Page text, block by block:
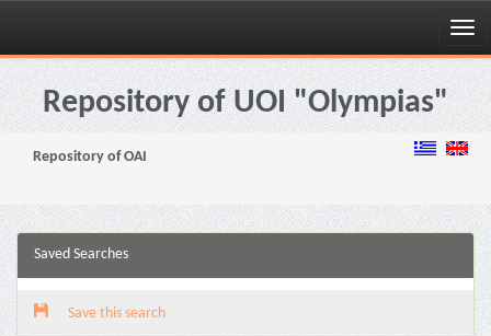
Skip
navigationRepository of UOI "Olympias"
Repository of OAI
Saved Searches
Save this search